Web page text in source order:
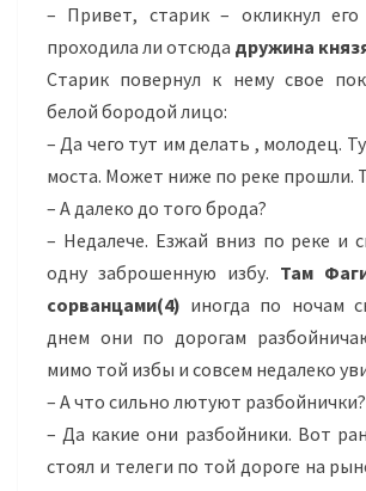
– Привет, старик – окликнул
проходила ли отсюда дружина
Старик повернул к нему свое
белой бородой лицо:
– Да чего тут им делать , молодец.
моста. Может ниже по реке прошли.
– А далеко до того брода?
– Недалече. Езжай вниз по реке и
одну заброшенную избу. Там
сорванцами(4) иногда по ночам
днем они по дорогам
мимо той избы и совсем недалеко
– А что сильно лютуют разбойнички?
– Да какие они разбойники. Вот
стоял и телеги по той дороге на